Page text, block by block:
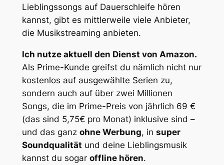
Lieblingssongs auf Dauerschleife hören
kannst, gibt es mittlerweile viele Anbieter,
die Musikstreaming anbieten.
Ich nutze aktuell den Dienst von Amazon.
Als Prime-Kunde greifst du nämlich nicht nur
kostenlos auf ausgewählte Serien zu,
sondern auch auf über zwei Millionen
Songs, die im Prime-Preis von jährlich 69 €
(das sind 5,75€ pro Monat) inklusive sind –
und das ganz ohne Werbung, in super
Soundqualität und deine Lieblingsmusik
kannst du sogar offline hören.